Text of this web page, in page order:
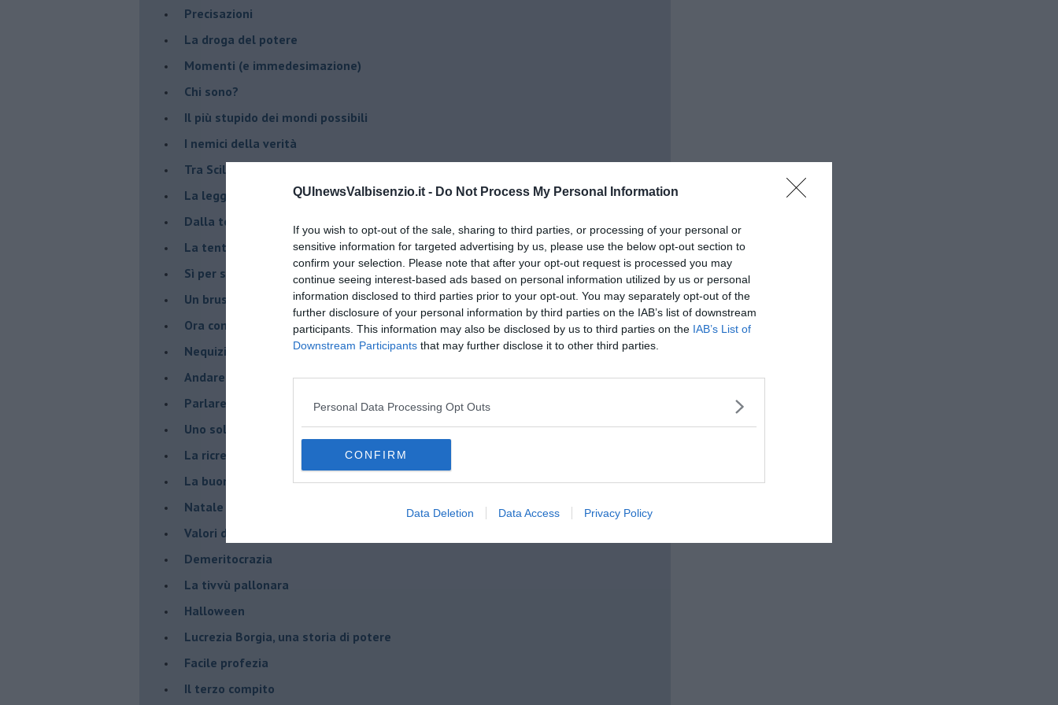
QUInewsValbisenzio.it - Do Not Process My Personal Information
If you wish to opt-out of the sale, sharing to third parties, or processing of your personal or
sensitive information for targeted advertising by us, please use the below opt-out section to
confirm your selection. Please note that after your opt-out request is processed you may
continue seeing interest-based ads based on personal information utilized by us or personal
information disclosed to third parties prior to your opt-out. You may separately opt-out of the
further disclosure of your personal information by third parties on the IAB’s list of downstream
participants. This information may also be disclosed by us to third parties on the IAB’s List of
Downstream Participants that may further disclose it to other third parties.
Personal Data Processing Opt Outs
CONFIRM
Data Deletion Data Access Privacy Policy
Precisazioni
La droga del potere
Momenti (e immedesimazione)
Chi sono?
Il più stupido dei mondi possibili
I nemici della verità
Tra Scilla e Cariddi
La legge del più forte
Dalla terra alla luna
La tentazione
​Sì per sempre? O no al momento?
Un brusco risveglio
Ora come allora
Nequizia
Andare oltre lo specchio
Parlare con la televisione
Uno solo al comando?
La ricreazione è finita
La buona notizia
Natale con l'elmetto
Valori dubbi miti fasulli
Demeritocrazia
La tivvù pallonara
Halloween
​Lucrezia Borgia, una storia di potere
Facile profezia
Il terzo compito